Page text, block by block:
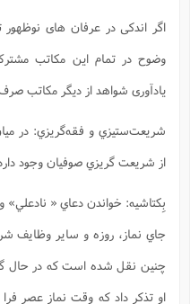
اگر اندکی در عرفان های
وضوح در تمام این مکاتب
یادآوری شواهد از دیگر مکاتب
شريعت‌ستيزي و فقه‌گريزي: در
از شريعت گريزي صوفيان وجود دارد
بِکتاشيه: خواندن دعاي « نادعلي»
جاي نماز، روزه و ساير وظايف
چنين نقل شده است که در حال
او تذکر داد که وقت نماز عصر